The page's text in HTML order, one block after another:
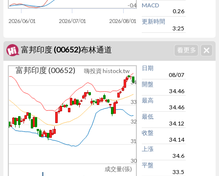
2026/06/01 2026/07/01 2026/08/01
-0.4
MACD
0.26
更新時間
3:25
富邦印度 (00652)布林通道
成交量(張)
富邦印度 (00652) 嗨投資 histock.tw
30
31
32
33
34
日期
08/07
開盤
34.46
最高
34.46
最低
34.12
收盤
34.14
上漲
34.6
平盤
33.5